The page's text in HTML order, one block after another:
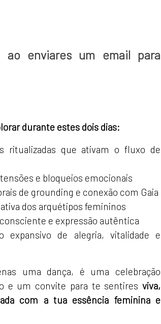
enviares um email para
durante estes dois dias:
ritualizadas que ativam o fluxo de
e bloqueios emocionais
de grounding e conexão com Gaia
dos arquétipos femininos
e expressão autêntica
de alegria, vitalidade e
uma dança, é uma celebração
e um convite para te sentires viva,
com a tua essência feminina e